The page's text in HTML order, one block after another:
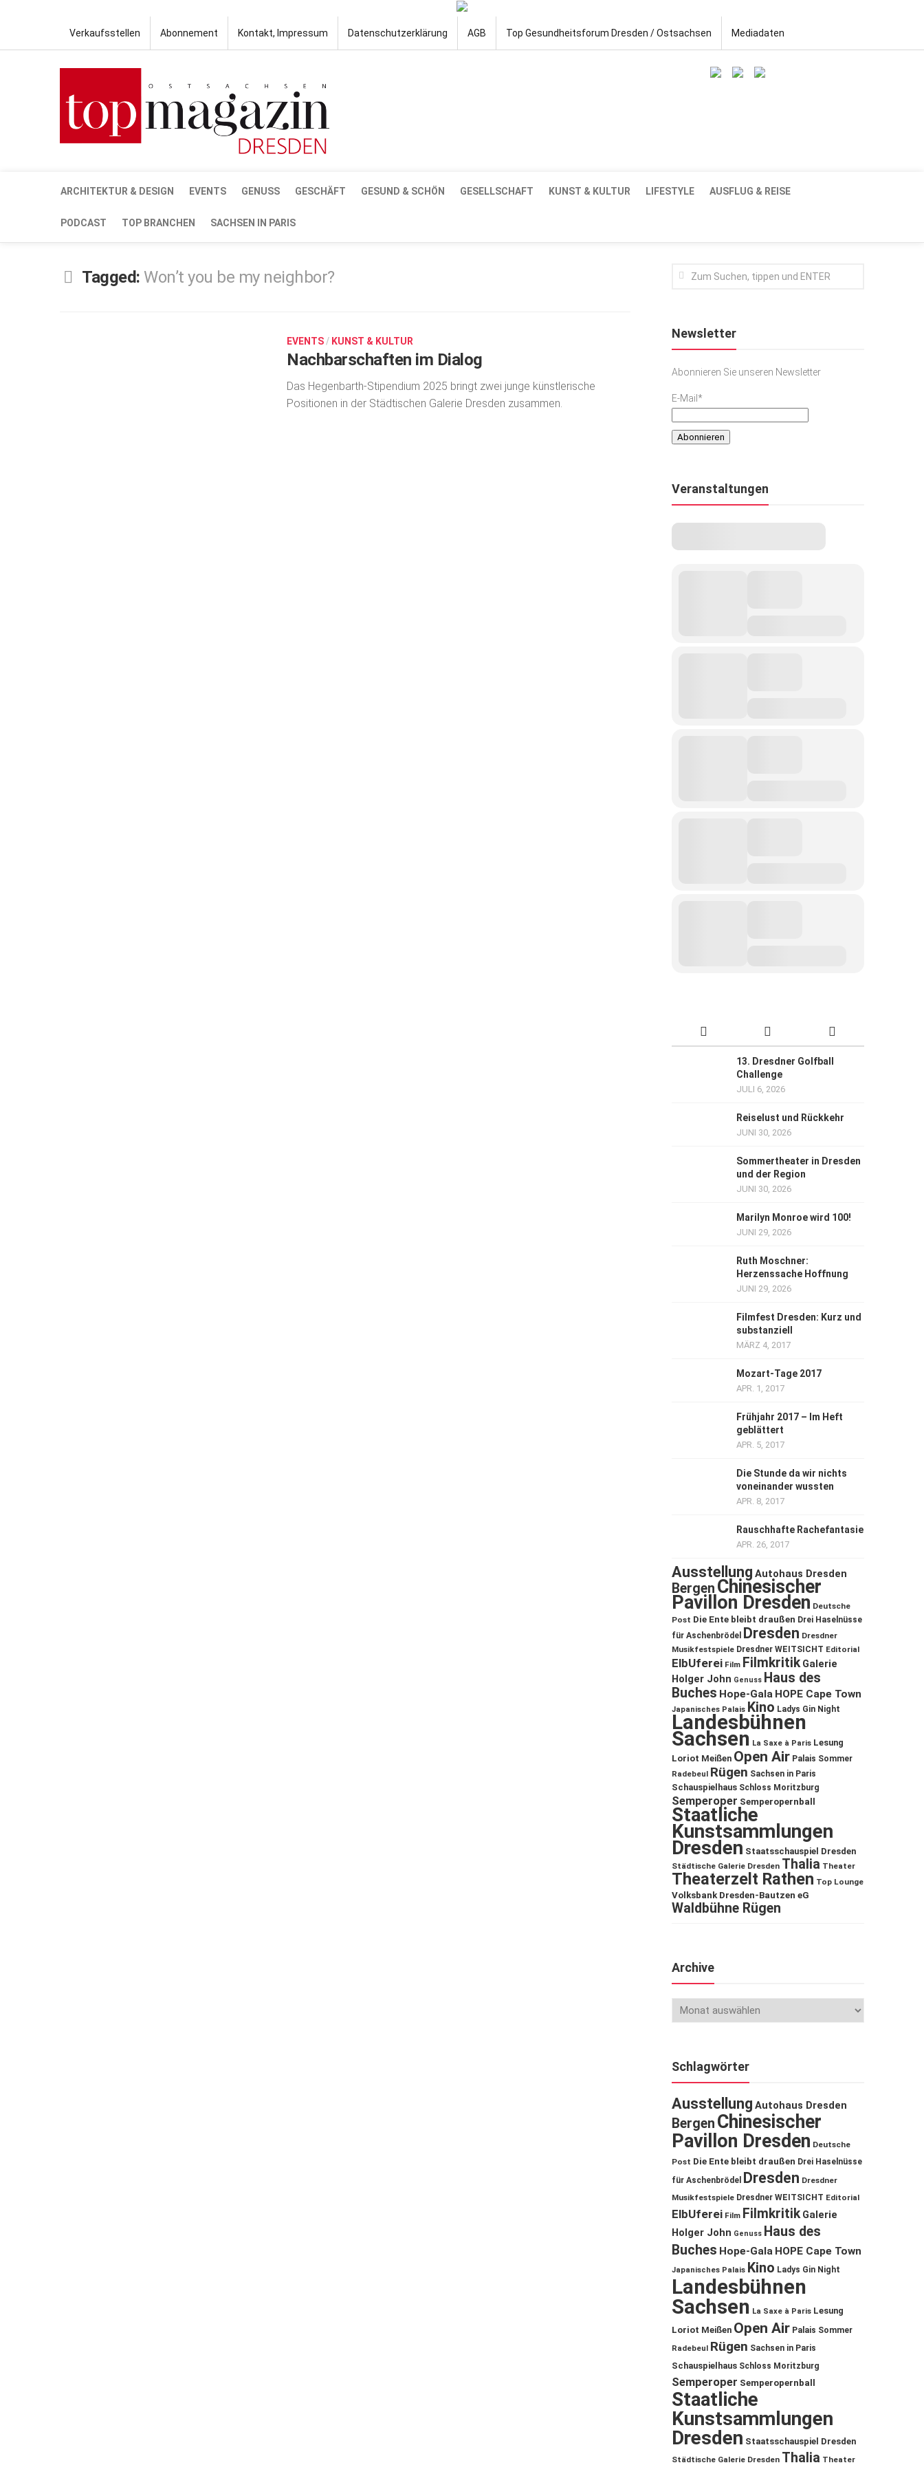
Verkaufsstellen Abonnement Kontakt, Impressum Datenschutzerklärung AGB Top Gesundheitsforum Dresden / Ostsachsen Mediadaten
ARCHITEKTUR & DESIGN EVENTS GENUSS GESCHÄFT GESUND & SCHÖN GESELLSCHAFT KUNST & KULTUR LIFESTYLE AUSFLUG & REISE
PODCAST TOP BRANCHEN SACHSEN IN PARIS
Tagged: Won’t you be my neighbor?
EVENTS / KUNST & KULTUR
Nachbarschaften im Dialog
Das Hegenbarth-Stipendium 2025 bringt zwei junge künstlerische
Positionen in der Städtischen Galerie Dres­den zusammen.
Newsletter
Abonnieren Sie unseren Newsletter
E-Mail*
Veranstaltungen
13. Dresdner Golfball
Challenge
JULI 6, 2026
Reiselust und Rückkehr
JUNI 30, 2026
Sommertheater in Dresden
und der Region
JUNI 30, 2026
Marilyn Monroe wird 100!
JUNI 29, 2026
Ruth Moschner:
Herzenssache Hoffnung
JUNI 29, 2026
Filmfest Dresden: Kurz und
substanziell
MÄRZ 4, 2017
Mozart-Tage 2017
APR. 1, 2017
Frühjahr 2017 – Im Heft
geblättert
APR. 5, 2017
Die Stunde da wir nichts
voneinander wussten
APR. 8, 2017
Rauschhafte Rachefantasie
APR. 26, 2017
Ausstellung Autohaus Dresden
Bergen Chinesischer
Pavillon Dresden Deutsche
Post Die Ente bleibt draußen Drei Haselnüsse
für Aschenbrödel
Dresden Dresdner
Musikfestspiele Dresdner WEITSICHT Editorial
ElbUferei Film Filmkritik Galerie
Holger John Genuss Haus des
Buches Hope-Gala HOPE Cape Town
Japanisches Palais Kino Ladys Gin Night
Landesbühnen
Sachsen La Saxe à Paris Lesung
Loriot Meißen Open Air Palais Sommer
Radebeul Rügen Sachsen in Paris
Schauspielhaus Schloss Moritzburg
Semperoper Semperopernball
Staatliche
Kunstsammlungen
Dresden Staatsschauspiel Dresden
Städtische Galerie Dresden Thalia Theater
Theaterzelt Rathen Top Lounge
Volksbank Dresden-Bautzen eG
Waldbühne Rügen
Archive
Schlagwörter
Ausstellung Autohaus Dresden
Bergen Chinesischer
Pavillon Dresden Deutsche
Post Die Ente bleibt draußen Drei Haselnüsse
für Aschenbrödel
Dresden Dresdner
Musikfestspiele Dresdner WEITSICHT Editorial
ElbUferei Film Filmkritik Galerie
Holger John Genuss Haus des
Buches Hope-Gala HOPE Cape Town
Japanisches Palais Kino Ladys Gin Night
Landesbühnen
Sachsen La Saxe à Paris Lesung
Loriot Meißen Open Air Palais Sommer
Radebeul Rügen Sachsen in Paris
Schauspielhaus Schloss Moritzburg
Semperoper Semperopernball
Staatliche
Kunstsammlungen
Dresden Staatsschauspiel Dresden
Städtische Galerie Dresden Thalia Theater